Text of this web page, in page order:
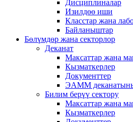
Дисциплиналар
Изилдөө иши
Класстар жана
Байланыштар
Бөлүмдөр жана секторлор
Деканат
Максаттар жана
Кызматкерлер
Документтер
ЭАММ
Билим берүү сектору
Максаттар жана
Кызматкерлер